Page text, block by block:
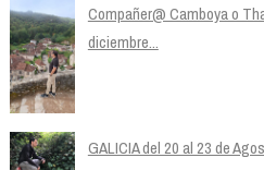
Compañer@ Camboya o
diciembre...
GALICIA del 20 al 23 de